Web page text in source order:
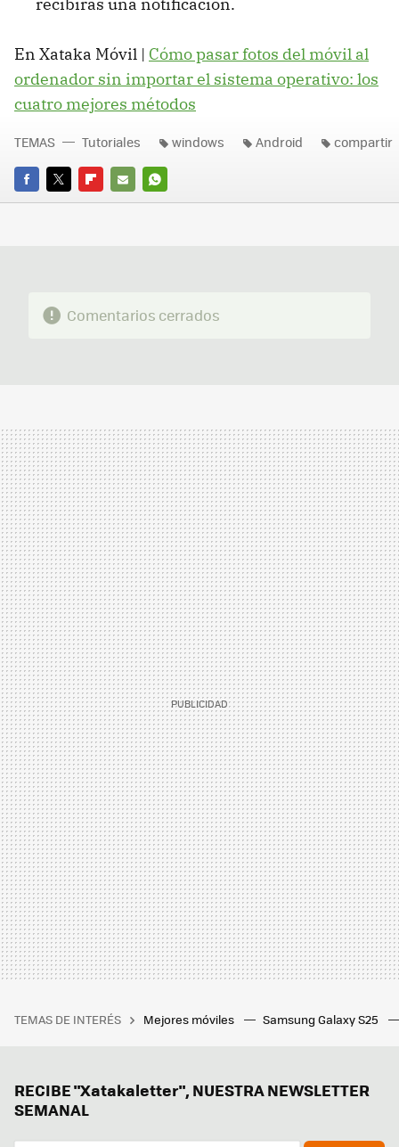
En Xataka Móvil | Cómo pasar fotos del móvil al
ordenador sin importar el sistema operativo: los
cuatro mejores métodos
FACEBOOK
TWITTERFLIPBOARD
E-
WHATSAPP
TEMAS Tutoriales windows Android compartir
Comentarios cerrados
TEMAS DE INTERÉS Mejores móviles Samsung Galaxy S25
RECIBE "Xatakaletter", NUESTRA NEWSLETTER
SEMANAL